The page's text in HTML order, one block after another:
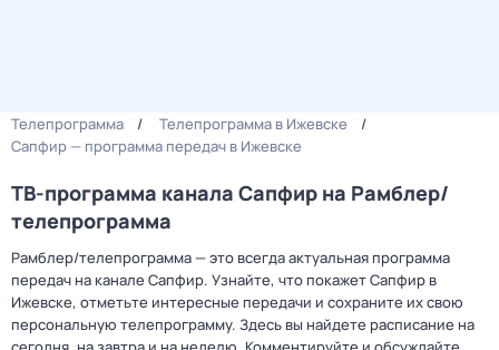
Телепрограмма
Телепрограмма в Ижевске
Сапфир — программа передач в Ижевске
ТВ-программа канала Сапфир на Рамблер/
телепрограмма
Рамблер/телепрограмма — это всегда актуальная программа
передач на канале Сапфир. Узнайте, что покажет Сапфир в
Ижевске, отметьте интересные передачи и сохраните их свою
персональную телепрограмму. Здесь вы найдете расписание на